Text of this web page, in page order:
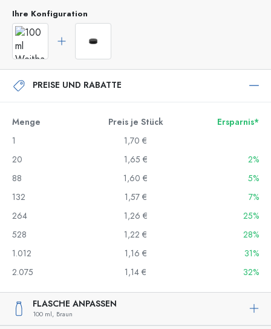
Ihre Konfiguration
PREISE UND RABATTE
Menge Preis je Stück
Ersparnis*
1
1,70 €
20
1,65 €
2%
88
1,60 €
5%
132
1,57 €
7%
264
1,26 €
25%
528
1,22 €
28%
1.012
1,16 €
31%
2.075
1,14 € 32%
FLASCHE ANPASSEN
100 ml, Braun